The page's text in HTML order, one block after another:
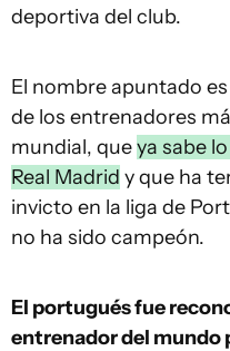
deportiva del club.
El nombre apuntado
de los entrenadores
mundial, queya sabe
Real Madrid y que ha
invicto en la liga de
no ha sido campeón.
El portugués fue
entrenador del mundo